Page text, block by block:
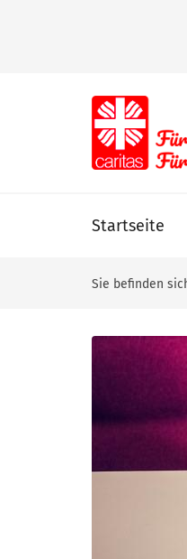
Startseite
Sie befinden